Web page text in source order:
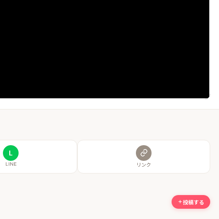
L
LINE リンク
投稿する